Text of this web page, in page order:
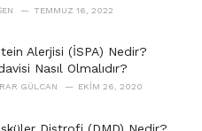
TEMMUZ 16, 2022
Alerjisi (İSPA) Nedir?
Nasıl Olmalıdır?
GÜLCAN EKIM 26, 2020